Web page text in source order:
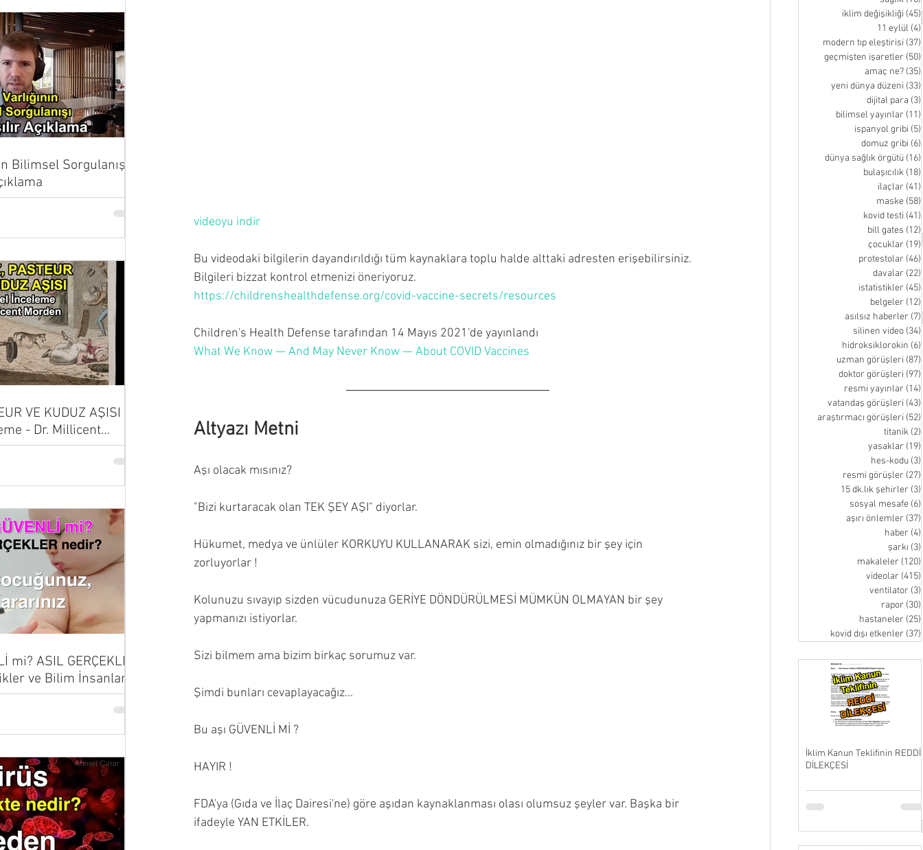
videoyu indir
Bu videodaki bilgilerin dayandırıldığı tüm kaynaklara toplu halde alttaki adresten erişebilirsiniz.
Bilgileri bizzat kontrol etmenizi öneriyoruz.
https://childrenshealthdefense.org/covid-vaccine-secrets/resources
Children's Health Defense tarafından 14 Mayıs 2021'de yayınlandı
What We Know — And May Never Know — About COVID Vaccines
Altyazı Metni
Aşı olacak mısınız?
"Bizi kurtaracak olan TEK ŞEY AŞI" diyorlar.
Hükumet, medya ve ünlüler KORKUYU KULLANARAK sizi, emin olmadığınız bir şey için
zorluyorlar !
Kolunuzu sıvayıp sizden vücudunuza GERİYE DÖNDÜRÜLMESİ MÜMKÜN OLMAYAN bir şey
yapmanızı istiyorlar.
Sizi bilmem ama bizim birkaç sorumuz var.
Şimdi bunları cevaplayacağız...
Bu aşı GÜVENLİ Mİ ?
HAYIR !
FDA'ya (Gıda ve İlaç Dairesi'ne) göre aşıdan kaynaklanması olası olumsuz şeyler var. Başka bir
ifadeyle YAN ETKİLER.
Bilimsel Sorgulanışı |
VE KUDUZ AŞISI |
- Dr. Millicent
mi? ASIL GERÇEKLER
ve Bilim İnsanları
iklim değişikliği (45)
11 eylül (4)
modern tıp eleştirisi (37)
geçmişten işaretler (50)
amaç ne? (35)
yeni dünya düzeni (33)
dijital para (3)
bilimsel yayınlar (11)
ispanyol gribi (5)
domuz gribi (6)
dünya sağlık örgütü (16)
bulaşıcılık (18)
ilaçlar (41)
maske (58)
kovid testi (41)
bill gates (12)
çocuklar (19)
protestolar (46)
davalar (22)
istatistikler (45)
belgeler (12)
asılsız haberler (7)
silinen video (34)
hidroksiklorokin (6)
uzman görüşleri (87)
doktor görüşleri (97)
resmi yayınlar (14)
vatandaş görüşleri (43)
araştırmacı görüşleri (52)
titanik (2)
yasaklar (19)
hes-kodu (3)
resmi görüşler (27)
15 dk.lık şehirler (3)
sosyal mesafe (6)
aşırı önlemler (37)
haber (4)
şarkı (3)
makaleler (120)
videolar (415)
ventilator (3)
rapor (30)
hastaneler (25)
kovid dışı etkenler (37)
İklim Kanun Teklifinin REDDİ
DİLEKÇESİ